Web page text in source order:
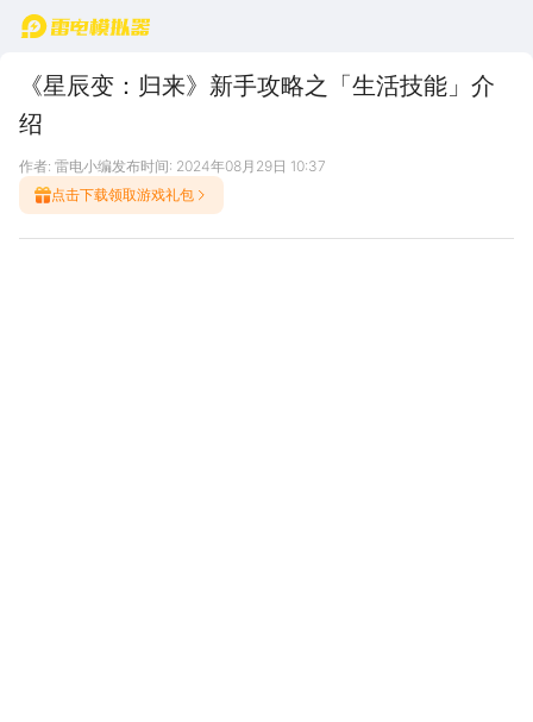
首页
《星辰变：归来》新手攻略之「生活技能」介
绍
作者: 雷电小编发布时间: 2024年08月29日 10:37
点击下载领取游戏礼包